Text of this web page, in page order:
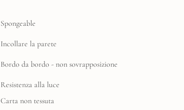
Spongeable
Incollare la parete
Bordo da bordo - non sovrapposizione
Resistenza alla luce
Carta non tessuta